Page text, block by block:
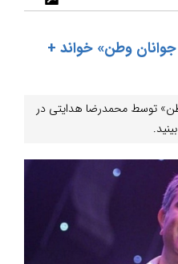
وطن» خواند +
توسط محمدرضا هدایتی در